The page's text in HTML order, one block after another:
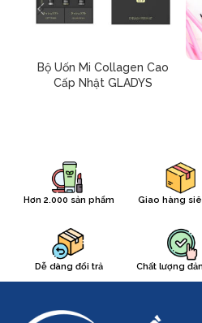
Bộ Uốn Mi Collagen Cao
Cấp Nhật GLADYS
Hơn 2.000 sản phẩm Giao hàng
Dễ dàng đổi trả Chất lượng